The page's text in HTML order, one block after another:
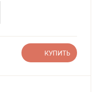
КУПИТЬ